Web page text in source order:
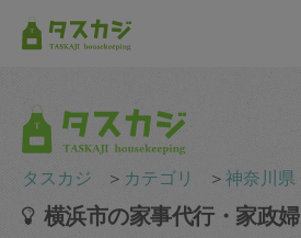
タスカジ ＞ カテゴリ ＞神奈川県
横浜市の家事代行・家政婦